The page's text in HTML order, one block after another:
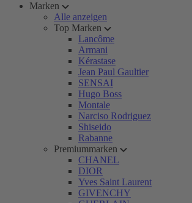
Marken
Alle anzeigen
Top Marken
Lancôme
Armani
Kérastase
Jean Paul Gaultier
SENSAI
Hugo Boss
Montale
Narciso Rodriguez
Shiseido
Rabanne
Premiummarken
CHANEL
DIOR
Yves Saint Laurent
GIVENCHY